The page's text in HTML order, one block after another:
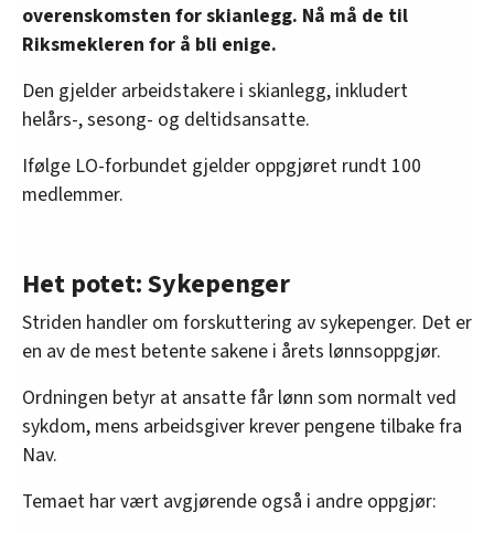
overenskomsten for skianlegg. Nå må de til
Riksmekleren for å bli enige.
Den gjelder arbeidstakere i skianlegg, inkludert
helårs-, sesong- og deltidsansatte.
Ifølge LO-forbundet gjelder oppgjøret rundt 100
medlemmer.
Het potet: Sykepenger
Striden handler om forskuttering av sykepenger. Det er
en av de mest betente sakene i årets lønnsoppgjør.
Ordningen betyr at ansatte får lønn som normalt ved
sykdom, mens arbeidsgiver krever pengene tilbake fra
Nav.
Temaet har vært avgjørende også i andre oppgjør: